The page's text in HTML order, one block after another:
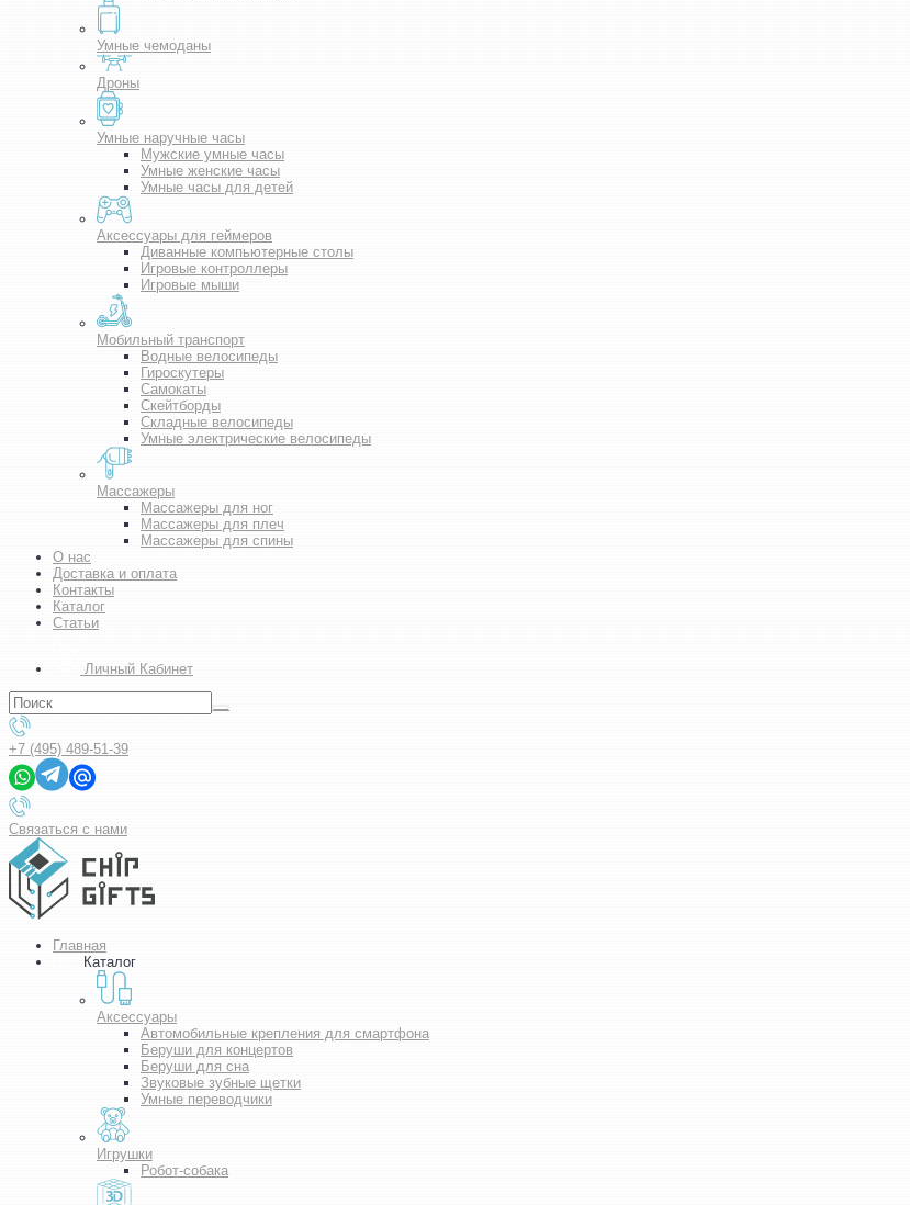
Умные чемоданы
Дроны
Умные наручные часы
Мужские умные часы
Умные женские часы
Умные часы для детей
Аксессуары для геймеров
Диванные компьютерные столы
Игровые контроллеры
Игровые мыши
Мобильный транспорт
Водные велосипеды
Гироскутеры
Самокаты
Скейтборды
Складные велосипеды
Умные электрические велосипеды
Массажеры
Массажеры для ног
Массажеры для плеч
Массажеры для спины
О нас
Доставка и оплата
Контакты
Каталог
Статьи
Личный Кабинет
+7 (495) 489-51-39
Связаться с нами
Главная
Каталог
Аксессуары
Автомобильные крепления для смартфона
Беруши для концертов
Беруши для сна
Звуковые зубные щетки
Умные переводчики
Игрушки
Робот-собака